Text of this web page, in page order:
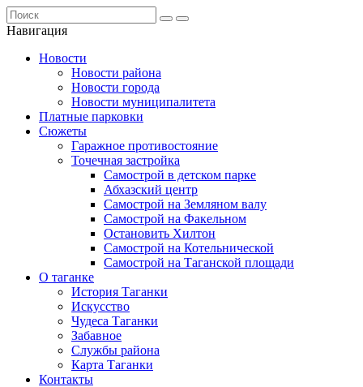
Навигация
Новости
Новости района
Новости города
Новости муниципалитета
Платные парковки
Сюжеты
Гаражное противостояние
Точечная застройка
Самострой в детском парке
Абхазский центр
Самострой на Земляном валу
Самострой на Факельном
Остановить Хилтон
Самострой на Котельнической
Самострой на Таганской площади
О таганке
История Таганки
Искусство
Чудеса Таганки
Забавное
Службы района
Карта Таганки
Контакты